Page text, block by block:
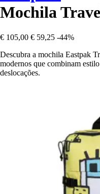
Mochila
€ 105,00 € 59,25 -44%
Descubra a mochila Eastpak
modernos que combinam
deslocações.